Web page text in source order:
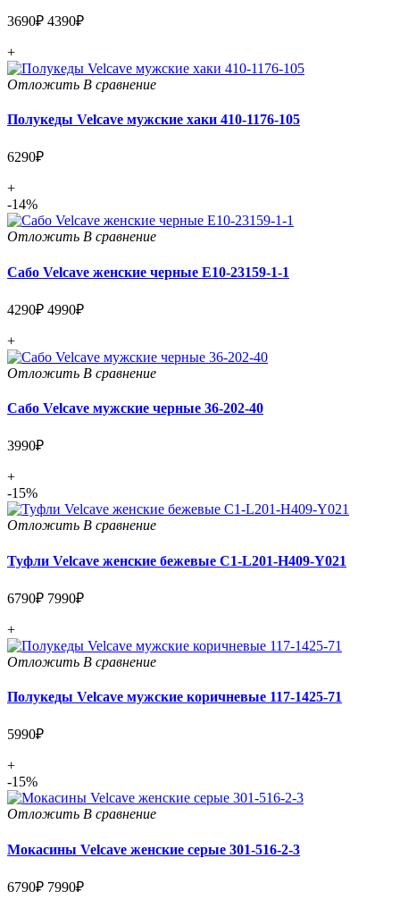
3690₽ 4390₽
+
Отложить В сравнение
Полукеды Velcave мужские хаки 410-1176-105
6290₽
+
-14%
Отложить В сравнение
Сабо Velcave женские черные E10-23159-1-1
4290₽ 4990₽
+
Отложить В сравнение
Сабо Velcave мужские черные 36-202-40
3990₽
+
-15%
Отложить В сравнение
Туфли Velcave женские бежевые C1-L201-H409-Y021
6790₽ 7990₽
+
Отложить В сравнение
Полукеды Velcave мужские коричневые 117-1425-71
5990₽
+
-15%
Отложить В сравнение
Мокасины Velcave женские серые 301-516-2-3
6790₽ 7990₽